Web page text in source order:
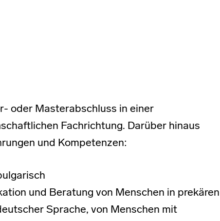
oder Masterabschluss in einer
Fachrichtung. Darüber hinaus
und Kompetenzen:
und Beratung von Menschen in prekären
Sprache, von Menschen mit